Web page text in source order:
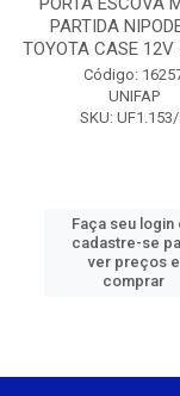
PARTIDA
TOYOTA CASE 12V
Código:
UNIFAP
SKU:
Faça seu login
cadastre-se
ver preços e
comprar